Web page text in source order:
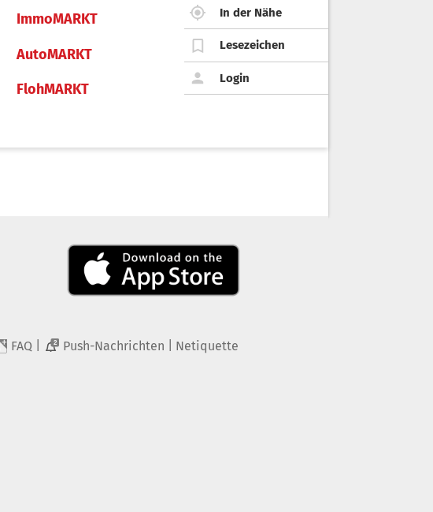
ImmoMARKT
AutoMARKT
FlohMARKT
In der Nähe
Lesezeichen
Login
FAQ 2 Push-Nachrichten Netiquette